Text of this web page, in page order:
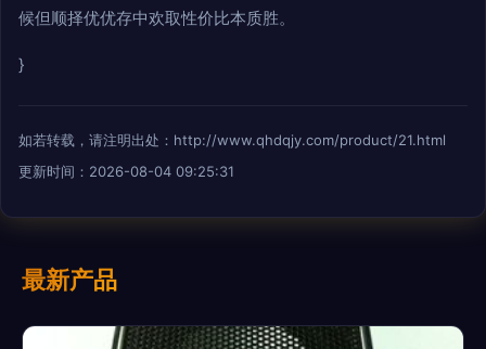
候但顺择优优存中欢取性价比本质胜。
}
如若转载，请注明出处：http://www.qhdqjy.com/product/21.html
更新时间：2026-08-04 09:25:31
最新产品